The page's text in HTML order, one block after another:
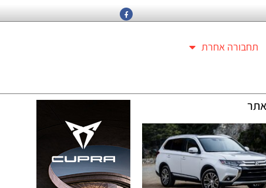
תחבורה אחרת